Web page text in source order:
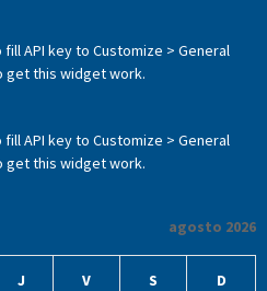
fill API key to Customize > General
get this widget work.
fill API key to Customize > General
get this widget work.
agosto 2026
J V S D